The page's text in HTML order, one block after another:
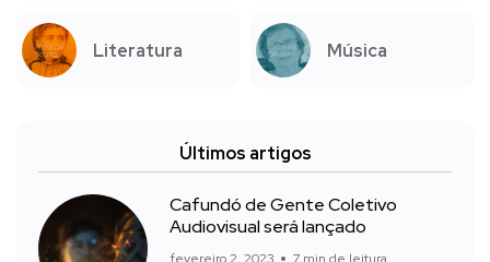
Literatura Música
Últimos artigos
Cafundó de Gente Coletivo
Audiovisual será lançado